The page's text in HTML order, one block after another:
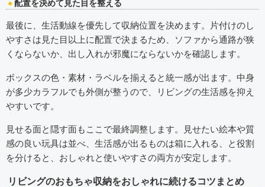
配置を決めて見た目を整える
最後に、生活動線を優先して収納位置を決めます。片付けのし
やすさは見た目以上に配置で決まるため、ソファから通路が狭
くならないか、出し入れが邪魔にならないかを確認します。
ボックスの色・素材・ラベルを揃えると統一感が出ます。中身
が多少カラフルでも外側が整うので、リビングの生活感を抑え
やすいです。
見せる面と隠す面もここで最終調整します。見せたい絵本や質
感の良い玩具は並べ、生活感が出るものは箱に入れる、と役割
を分けると、おしゃれと使いやすさの両方が安定します。
リビングのおもちゃ収納をおしゃれに続けるコツまとめ